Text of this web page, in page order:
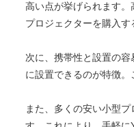
高い点が挙げられます
プロジェクターを購入す
次に、携帯性と設置の
に設置できるのが特徴。
また、多くの安い小型